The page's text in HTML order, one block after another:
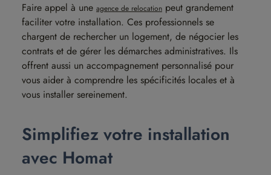
Faire appel à une agence de relocation peut grandement
faciliter votre installation. Ces professionnels se
chargent de rechercher un logement, de négocier les
contrats et de gérer les démarches administratives. Ils
offrent aussi un accompagnement personnalisé pour
vous aider à comprendre les spécificités locales et à
vous installer sereinement.
Simplifiez votre installation
avec Homat